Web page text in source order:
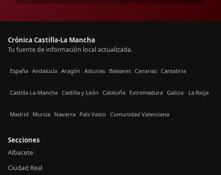
Crónica Castilla-La Mancha
Tu fuente de información local actualizada.
España Andalucía Aragón Asturias Baleares Canarias Cantabria
Castilla La-Mancha Castilla y León Cataluña Extremadura Galicia La Rioja
Madrid Murcia Navarra País Vasco Comunidad Valenciana
Secciones
Albacete
Ciudad Real